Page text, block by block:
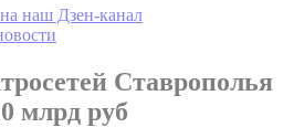
наш Дзен-канал
Ставрополья
млрд руб